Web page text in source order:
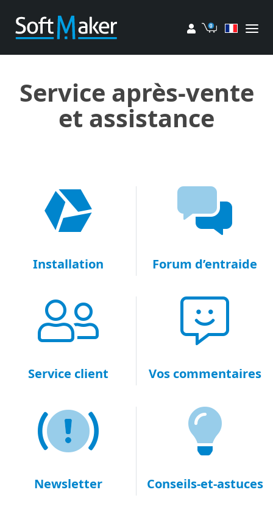
Mon compte
Panier
Service après-vente
et assistance
Installation Forum d’entraide
Service client Vos commentaires
Newsletter Conseils-et-astuces